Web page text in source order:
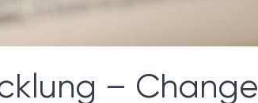
– Change